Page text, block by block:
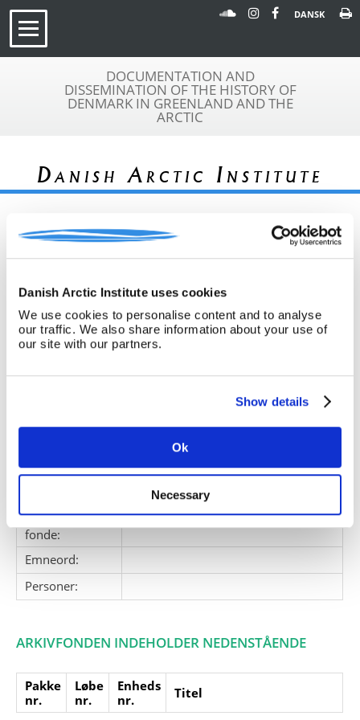
Danish Arctic Institute uses cookies
We use cookies to personalise content and to analyse
our traffic. We also share information about your use of
our site with our partners.
Show details
Ok
Necessary
DANSK
DOCUMENTATION AND
DISSEMINATION OF THE HISTORY OF
DENMARK IN GREENLAND AND THE
ARCTIC
Danish Arctic Institute
Arkivfond
A 460
Pourquoi-Pas
Beskrivelse:
Frimærke givet i Ammassalik i 1932-
Note:
Ingen note registreret
Relaterede
fonde:
Emneord:
Personer:
ARKIVFONDEN INDEHOLDER NEDENSTÅENDE
Pakke
nr.
Løbe
nr.
Enheds
nr.
Titel